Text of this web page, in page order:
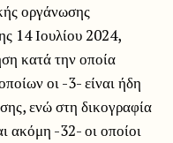
οργάνωσης
14 Ιουλίου 2024,
κατά την οποία
οι -3- είναι ήδη
ενώ στη δικογραφία
ακόμη -32- οι οποίοι